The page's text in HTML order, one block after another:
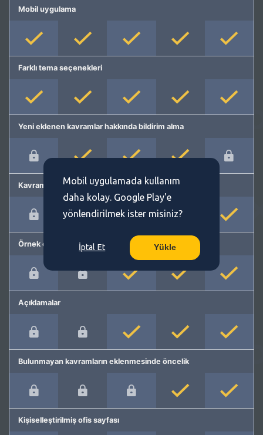
Mobil uygulama
Farklı tema seçenekleri
Yeni eklenen kavramlar hakkında bildirim alma
Kavram önerme
Örnek cümleler
Açıklamalar
Bulunmayan kavramların eklenmesinde öncelik
Kişiselleştirilmiş ofis sayfası
Mobil uygulamada kullanım
daha kolay. Google Play'e
yönlendirilmek ister misiniz?
İptal Et Yükle